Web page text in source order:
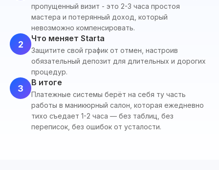
пропущенный визит - это 2-3 часа простоя
мастера и потерянный доход, который
невозможно компенсировать.
2
Что меняет Starta
Защитите свой график от отмен, настроив
обязательный депозит для длительных и дорогих
процедур.
3
В итоге
Платежные системы берёт на себя ту часть
работы в маникюрный салон, которая ежедневно
тихо съедает 1-2 часа — без таблиц, без
переписок, без ошибок от усталости.